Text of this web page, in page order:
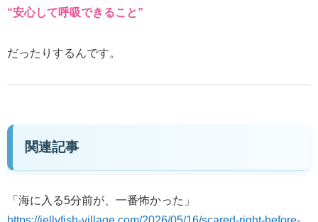
“安心して呼吸できること”
だったりするんです。
関連記事
「海に入る5分前が、一番怖かった」